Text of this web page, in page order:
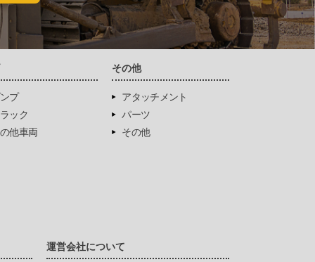
プ
ック
他車両
その他
アタッチメント
パーツ
その他
運営会社について